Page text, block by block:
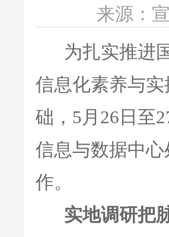
来源：
为扎实推进国
信息化素养与
础，5月26日至
信息与数据中
作。
实地调研把